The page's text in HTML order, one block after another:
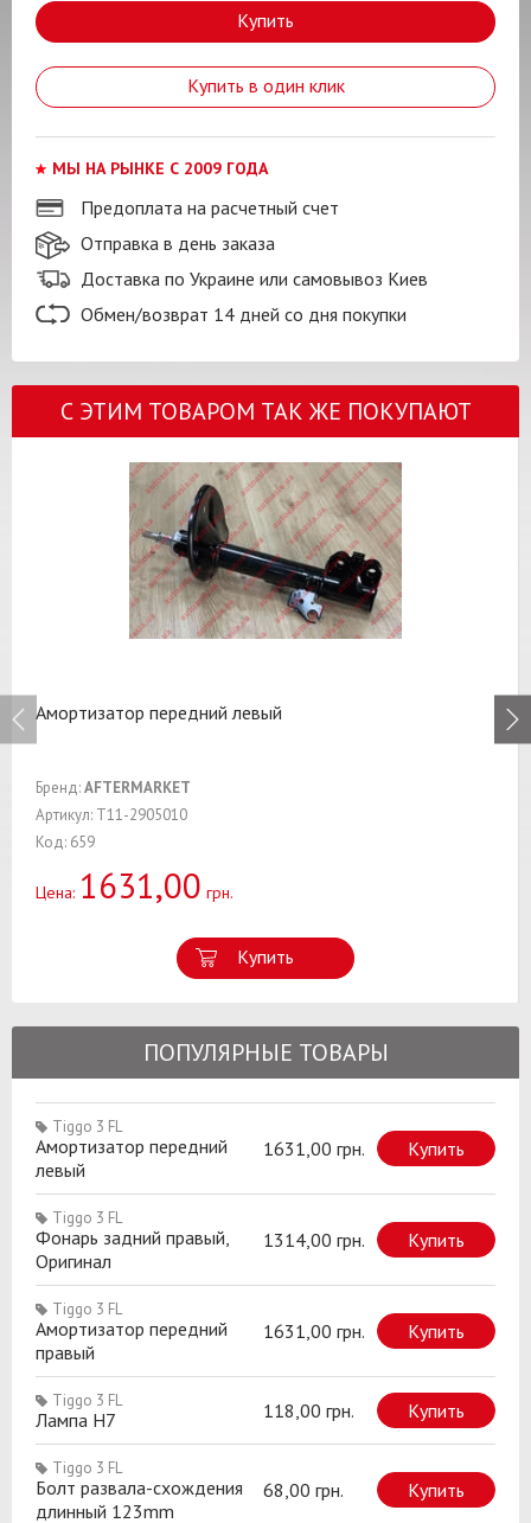
Купить
Купить в один клик
МЫ НА РЫНКЕ С 2009 ГОДА
Предоплата на расчетный счет
Отправка в день заказа
Доставка по Украине или самовывоз Киев
Обмен/возврат 14 дней со дня покупки
С ЭТИМ ТОВАРОМ ТАК ЖЕ ПОКУПАЮТ
Амортизатор передний левый
Бренд:AFTERMARKET
Артикул: T11-2905010
Код: 659
Цена: 1631,00 грн.
Купить
ПОПУЛЯРНЫЕ ТОВАРЫ
Tiggo 3 FL
Амортизатор передний
левый
1631,00 грн. Купить
Tiggo 3 FL
Фонарь задний правый,
Оригинал
1314,00 грн. Купить
Tiggo 3 FL
Амортизатор передний
правый
1631,00 грн. Купить
Tiggo 3 FL
Лампа H7 118,00 грн. Купить
Tiggo 3 FL
Болт развала-схождения
длинный 123mm
68,00 грн. Купить